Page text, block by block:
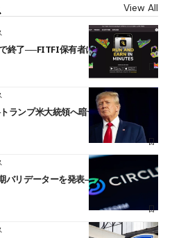
View All
終了──FITFI保有者に対応呼びかけ
ランプ米大統領へ暗号資産事業の売却
バリデーターを発表――ブラックロッ